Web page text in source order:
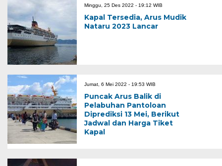
Minggu, 25 Des 2022 - 19:12 WIB
Kapal Tersedia, Arus Mudik
Nataru 2023 Lancar
Jumat, 6 Mei 2022 - 19:53 WIB
Puncak Arus Balik di
Pelabuhan Pantoloan
Diprediksi 13 Mei, Berikut
Jadwal dan Harga Tiket
Kapal